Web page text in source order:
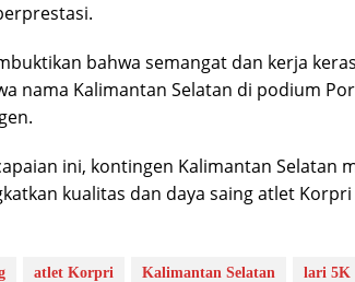
bahwa semangat dan kerja
nama Kalimantan Selatan di podium
ini, kontingen Kalimantan Selatan
kualitas dan daya saing atlet
atlet Korpri Kalimantan Selatan lari 5K